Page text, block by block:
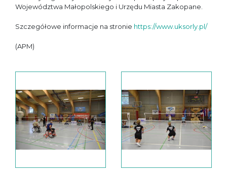
Województwa Małopolskiego i Urzędu Miasta Zakopane.
Szczegółowe informacje na stronie https://www.uksorly.pl/
(APM)